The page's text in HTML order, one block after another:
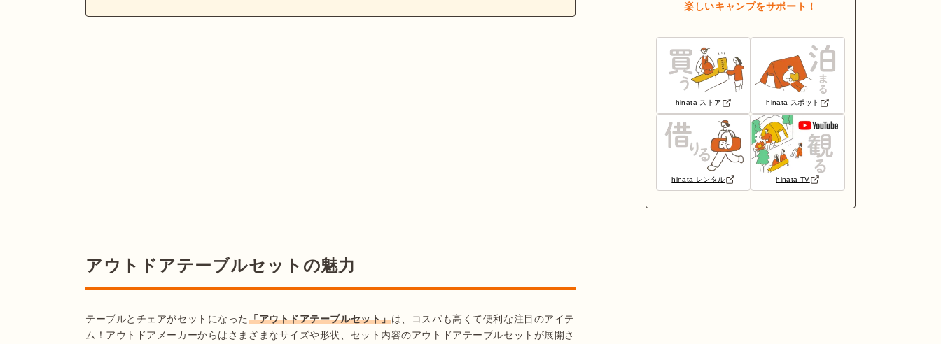
アウトドアテーブルセットの魅力
テーブルとチェアがセットになった「アウトドアテーブルセット」は、コスパも高くて便利な注目のアイテ
ム！アウトドアメーカーからはさまざまなサイズや形状、セット内容のアウトドアテーブルセットが展開さ
楽しいキャンプをサポート！
hinata ストア hinata スポット
hinata レンタル hinata TV